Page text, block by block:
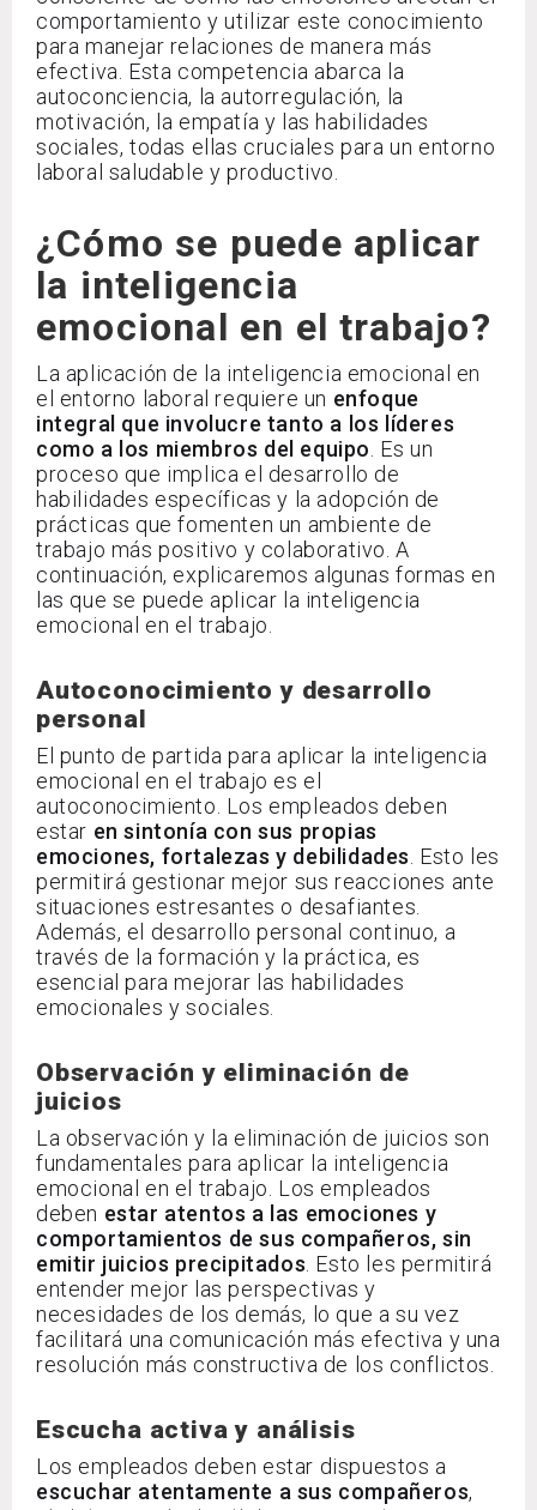
comportamiento y utilizar este conocimiento
para manejar relaciones de manera más
efectiva. Esta competencia abarca la
autoconciencia, la autorregulación, la
motivación, la empatía y las habilidades
sociales, todas ellas cruciales para un entorno
laboral saludable y productivo.
¿Cómo se puede aplicar
la inteligencia
emocional en el trabajo?
La aplicación de la inteligencia emocional en
el entorno laboral requiere un enfoque
integral que involucre tanto a los líderes
como a los miembros del equipo . Es un
proceso que implica el desarrollo de
habilidades específicas y la adopción de
prácticas que fomenten un ambiente de
trabajo más positivo y colaborativo. A
continuación, explicaremos algunas formas en
las que se puede aplicar la inteligencia
emocional en el trabajo.
Autoconocimiento y desarrollo
personal
El punto de partida para aplicar la inteligencia
emocional en el trabajo es el
autoconocimiento. Los empleados deben
estar en sintonía con sus propias
emociones, fortalezas y debilidades . Esto les
permitirá gestionar mejor sus reacciones ante
situaciones estresantes o desafiantes.
Además, el desarrollo personal continuo, a
través de la formación y la práctica, es
esencial para mejorar las habilidades
emocionales y sociales.
Observación y eliminación de
juicios
La observación y la eliminación de juicios son
fundamentales para aplicar la inteligencia
emocional en el trabajo. Los empleados
deben estar atentos a las emociones y
comportamientos de sus compañeros, sin
emitir juicios precipitados . Esto les permitirá
entender mejor las perspectivas y
necesidades de los demás, lo que a su vez
facilitará una comunicación más efectiva y una
resolución más constructiva de los conflictos.
Escucha activa y análisis
Los empleados deben estar dispuestos a
escuchar atentamente a sus compañeros,